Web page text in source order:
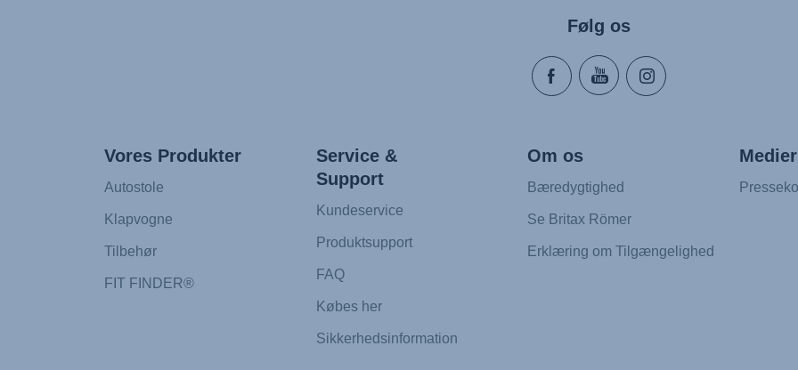
Følg os
Vores Produkter
Autostole
Klapvogne
Tilbehør
FIT FINDER®
Service &
Support
Kundeservice
Produktsupport
FAQ
Købes her
Sikkerhedsinformation
Om os
Bæredygtighed
Se Britax Römer
Erklæring om Tilgængelighed